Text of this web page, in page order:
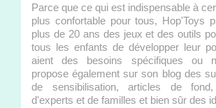
Parce que ce qui est indispensable à
plus confortable pour tous, Hop'Toys
plus de 20 ans des jeux et des outils
tous les enfants de développer leur
aient des besoins spécifiques ou
propose également sur son blog des
de sensibilisation, articles de fond,
d'experts et de familles et bien sûr des